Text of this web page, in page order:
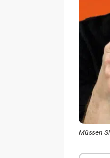
Müssen